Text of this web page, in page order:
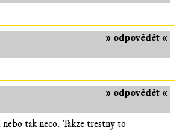
» odpovědět «
» odpovědět «
tak neco. Takze trestny to